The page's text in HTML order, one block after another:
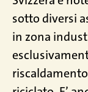
sotto diversi
in zona